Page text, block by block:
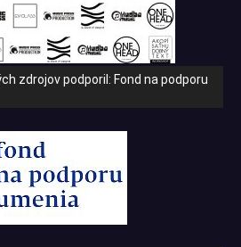
zdrojov podporil: Fond na podporu